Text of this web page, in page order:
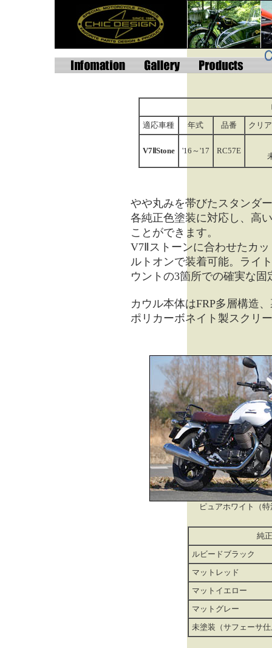
適応車種
年式 品番 クリ
V7ⅡStone '16～'17 RC57E
やや丸みを帯びたスタンダ
各純正色塗装に対応し、高
ことができます。
V7Ⅱストーンに合わせたカ
ルトオンで装着可能。ライ
ウントの3箇所での確実な
カウル本体はFRP多層構造
ポリカーボネイト製スクリ
ピュアホワイト（
純
ルビードブラック
マットレッド
マットイエロー
マットグレー
未塗装（サフェーサ